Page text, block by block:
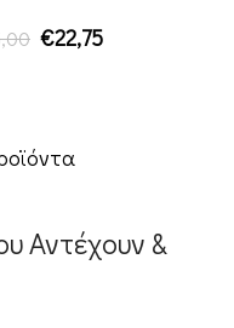
€22,75
Αντέχουν &